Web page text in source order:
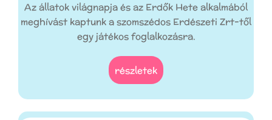
Az állatok világnapja és az Erdők Hete alkalmából
meghívást kaptunk a szomszédos Erdészeti Zrt-től
egy játékos foglalkozásra.
részletek